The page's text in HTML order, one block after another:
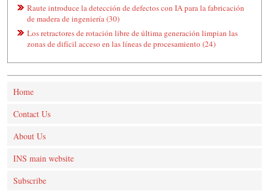
Raute introduce la detección de defectos con IA para la fabricación
de madera de ingeniería (30)
Los retractores de rotación libre de última generación limpian las
zonas de difícil acceso en las líneas de procesamiento (24)
Home
Contact Us
About Us
INS main website
Subscribe